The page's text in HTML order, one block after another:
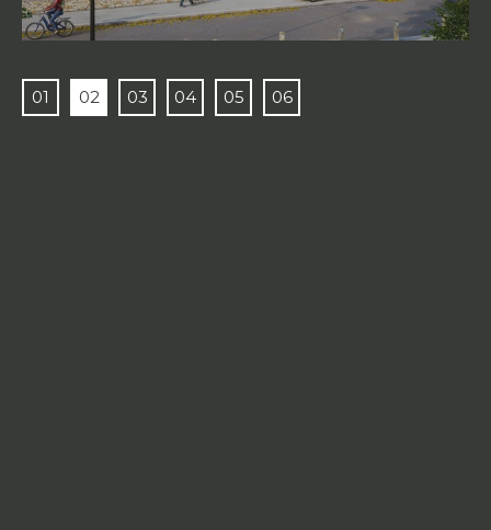
01 02 03 04 05 06